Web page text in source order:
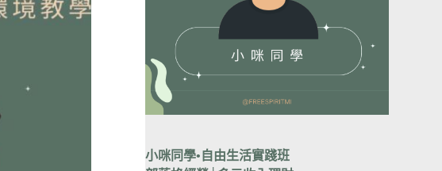
小咪同學•自由生活實踐班